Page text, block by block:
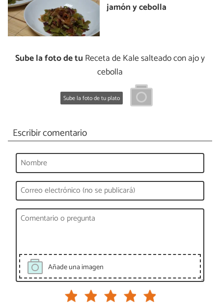
jamón y cebolla
Sube la foto de tu Receta de Kale salteado con ajo y
cebolla
Sube la foto de tu plato
Escribir comentario
Añade una imagen